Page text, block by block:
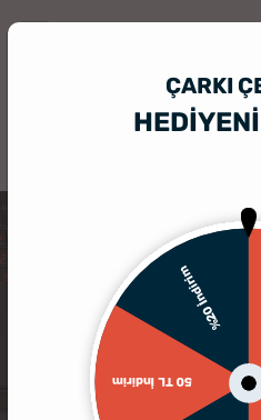
ÇARKI
50 TL İndirim
%20 İndirim